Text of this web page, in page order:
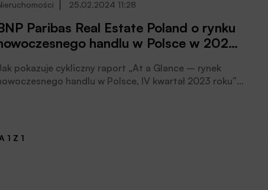
25.02.2024 11:28
Paribas Real Estate Poland o rynku
handlu w Polsce w 2023
pokazuje cykliczny raport „At a Glance – rynek
handlu w Polsce, IV kwartał 2023 roku”
dużej ilości debiutów sieci handlowych. 80% nowej
1 Z 1